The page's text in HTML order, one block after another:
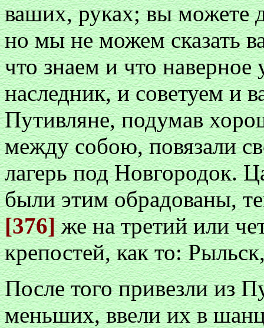
ваших, руках; вы можете
но мы не можем сказать
что знаем и что
наследник, и советуем и
Путивляне, подумав
между собою, повязали
лагерь под Новгородок.
были этим обрадованы,
[376]же на третий или
крепостей, как то:
После того привезли из
меньших, ввели их в